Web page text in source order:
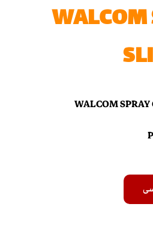
WALCOM
WALCOM